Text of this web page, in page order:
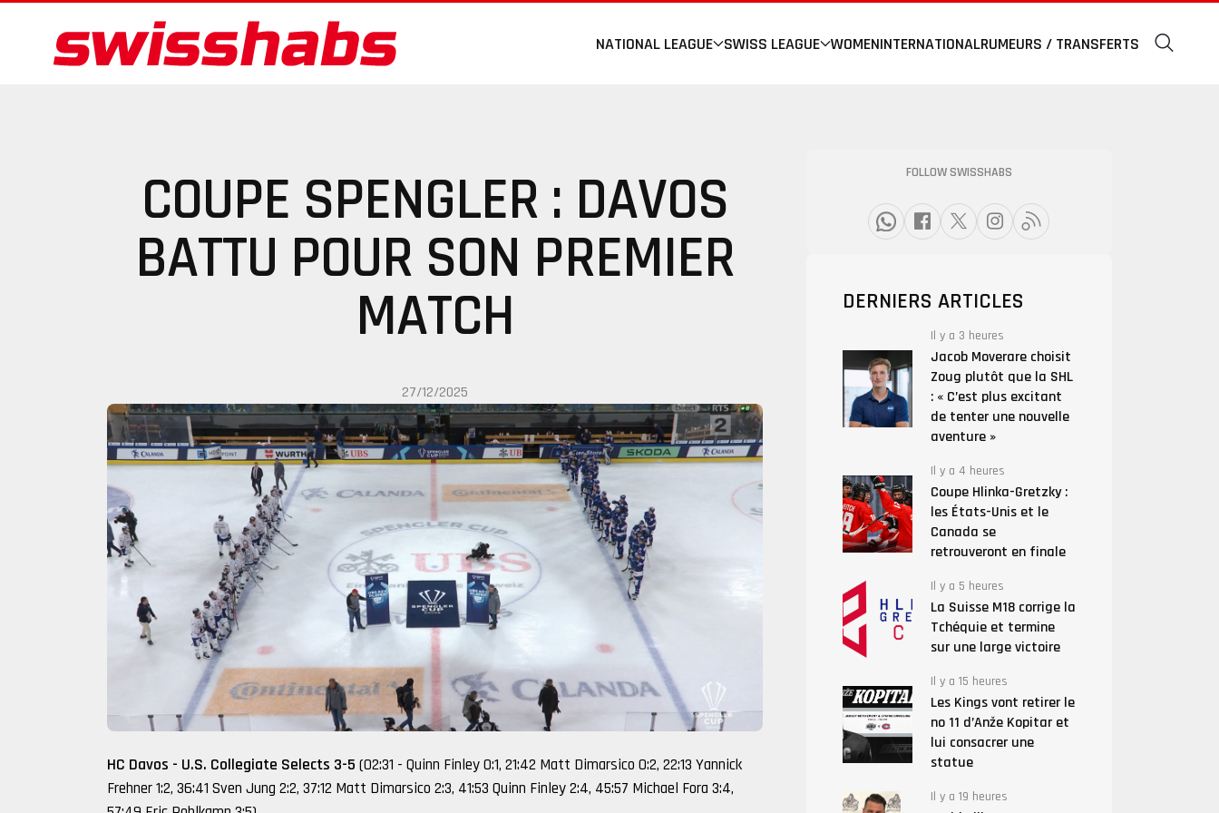
NATIONAL LEAGUE SWISS LEAGUE WOMENINTERNATIONALRUMEURS / TRANSFERTS
COUPE SPENGLER : DAVOS
BATTU POUR SON PREMIER
MATCH
27/12/2025
HC Davos - U.S. Collegiate Selects 3-5 (02:31 - Quinn Finley 0:1, 21:42 Matt Dimarsico 0:2, 22:13 Yannick
Frehner 1:2, 36:41 Sven Jung 2:2, 37:12 Matt Dimarsico 2:3, 41:53 Quinn Finley 2:4, 45:57 Michael Fora 3:4,
FOLLOW SWISSHABS
DERNIERS ARTICLES
Il y a 3 heures
Jacob Moverare choisit
Zoug plutôt que la SHL
: « C’est plus excitant
de tenter une nouvelle
aventure »
Il y a 4 heures
Coupe Hlinka-Gretzky :
les États-Unis et le
Canada se
retrouveront en finale
Il y a 5 heures
La Suisse M18 corrige la
Tchéquie et termine
sur une large victoire
Il y a 15 heures
Les Kings vont retirer le
no 11 d’Anže Kopitar et
lui consacrer une
statue
Il y a 19 heures